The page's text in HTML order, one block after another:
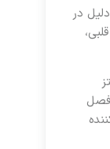
در
فصل